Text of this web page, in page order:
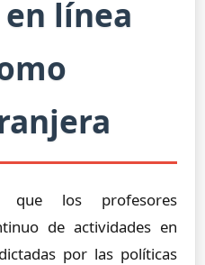
línea
que los profesores
de actividades en
por las políticas